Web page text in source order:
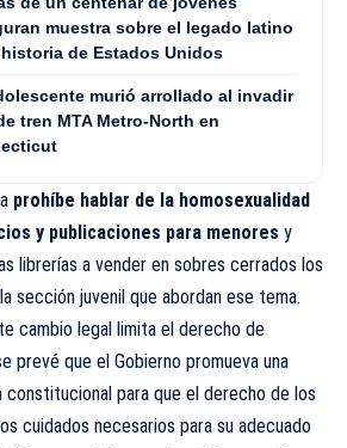
muestra sobre el legado latino
de Estados Unidos
murió arrollado al invadir
tren MTA Metro-North en
prohíbe hablar de la homosexualidad
y publicaciones para menores y
librerías a vender en sobres cerrados los
sección juvenil que abordan ese tema.
cambio legal limita el derecho de
prevé que el Gobierno promueva una
constitucional para que el derecho de los
cuidados necesarios para su adecuado